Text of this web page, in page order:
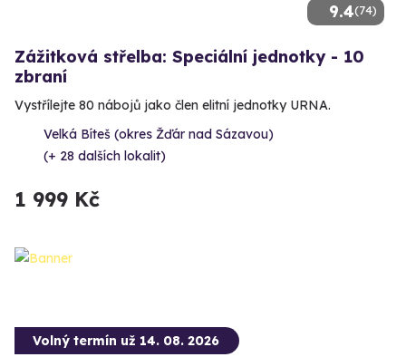
9.4(74)
Zážitková střelba: Speciální jednotky - 10
zbraní
Vystřílejte 80 nábojů jako člen elitní jednotky URNA.
Velká Bíteš (okres Žďár nad Sázavou)
(+ 28 dalších lokalit)
1 999 Kč
Volný termín už 14. 08. 2026